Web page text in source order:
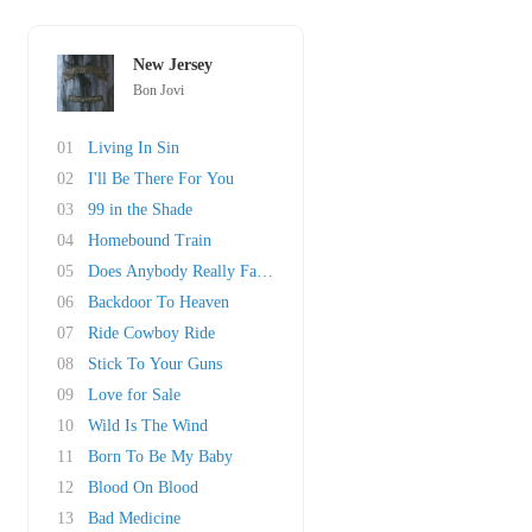
New Jersey
Bon Jovi
01
Living In Sin
02
I'll Be There For You
03
99 in the Shade
04
Homebound Train
05
Does Anybody Really Fall In Love Anymore
06
Backdoor To Heaven
07
Ride Cowboy Ride
08
Stick To Your Guns
09
Love for Sale
10
Wild Is The Wind
11
Born To Be My Baby
12
Blood On Blood
13
Bad Medicine